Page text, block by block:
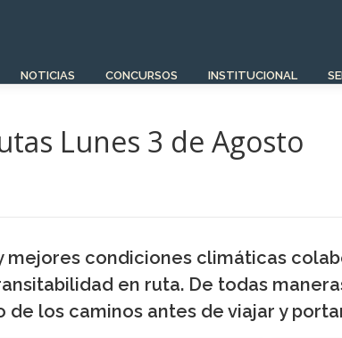
NOTICIAS CONCURSOS INSTITUCIONAL
Lunes 3 de Agosto
mejores condiciones climáticas
en ruta. De todas
los caminos antes de viajar y